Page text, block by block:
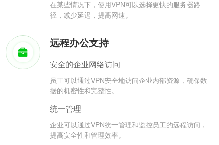
在某些情况下，使用VPN可以选择更快的服务器路
径，减少延迟，提高网速。
远程办公支持
安全的企业网络访问
员工可以通过VPN安全地访问企业内部资源，确保数
据的机密性和完整性。
统一管理
企业可以通过VPN统一管理和监控员工的远程访问，
提高安全性和管理效率。